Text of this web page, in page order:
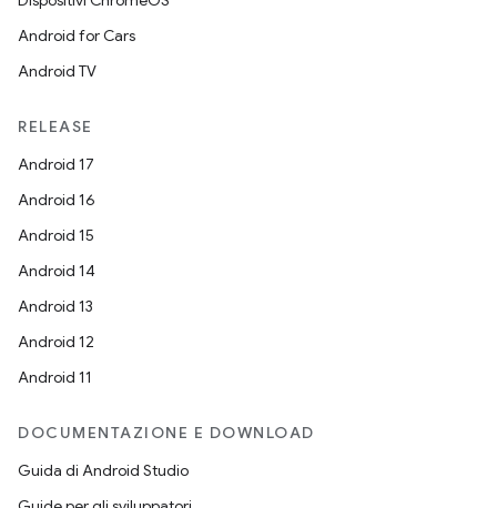
Android for Cars
Android TV
RELEASE
Android 17
Android 16
Android 15
Android 14
Android 13
Android 12
Android 11
DOCUMENTAZIONE E DOWNLOAD
Guida di Android Studio